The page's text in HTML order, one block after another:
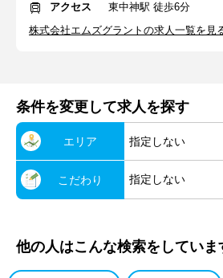
アクセス
東中神駅 徒歩6分
株式会社エムズグラントの求人一覧を見
条件を変更して求人を探す
エリア 指定しない
こだわり 指定しない
他の人はこんな検索をしていま